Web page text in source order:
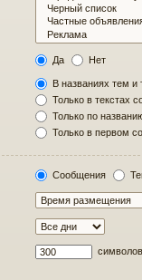
Да Нет
В названиях тем и
Только в текстах
Только по
Только в первом
Сообщения